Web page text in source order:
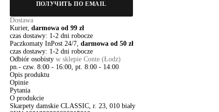
ПОЛУЧИТЬ ПО EMAIL
Dostawa
Kurier, darmowa od 99 zł
czas dostawy: 1-2 dni robocze
Paczkomaty InPost 24/7, darmowa od 50 zł
czas dostawy: 1-2 dni robocze
Odbiór osobisty w sklepie Conte (Łodz)
pn.- czw. 8:00 - 16:00, pt. 8:00 - 14:00
Opis produktu
Opinie
Pytania
O produkcie
Skarpety damskie CLASSIC, r. 23, 010 biały